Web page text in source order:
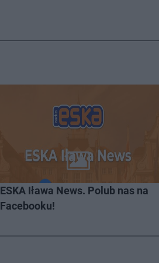
ESKA Iława News. Polub nas na
Facebooku!